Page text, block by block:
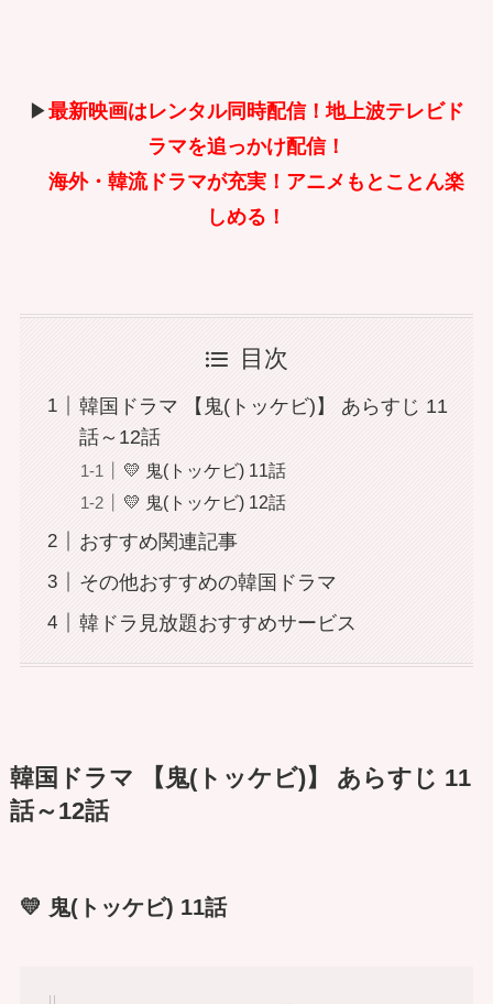
▶最新映画はレンタル同時配信！地上波テレビド
ラマを追っかけ配信！
海外・韓流ドラマが充実！アニメもとことん楽
しめる！
目次
韓国ドラマ 【鬼(トッケビ)】 あらすじ 11
話～12話
💛 鬼(トッケビ) 11話
💛 鬼(トッケビ) 12話
おすすめ関連記事
その他おすすめの韓国ドラマ
韓ドラ見放題おすすめサービス
韓国ドラマ 【鬼(トッケビ)】 あらすじ 11
話～12話
💛 鬼(トッケビ) 11話